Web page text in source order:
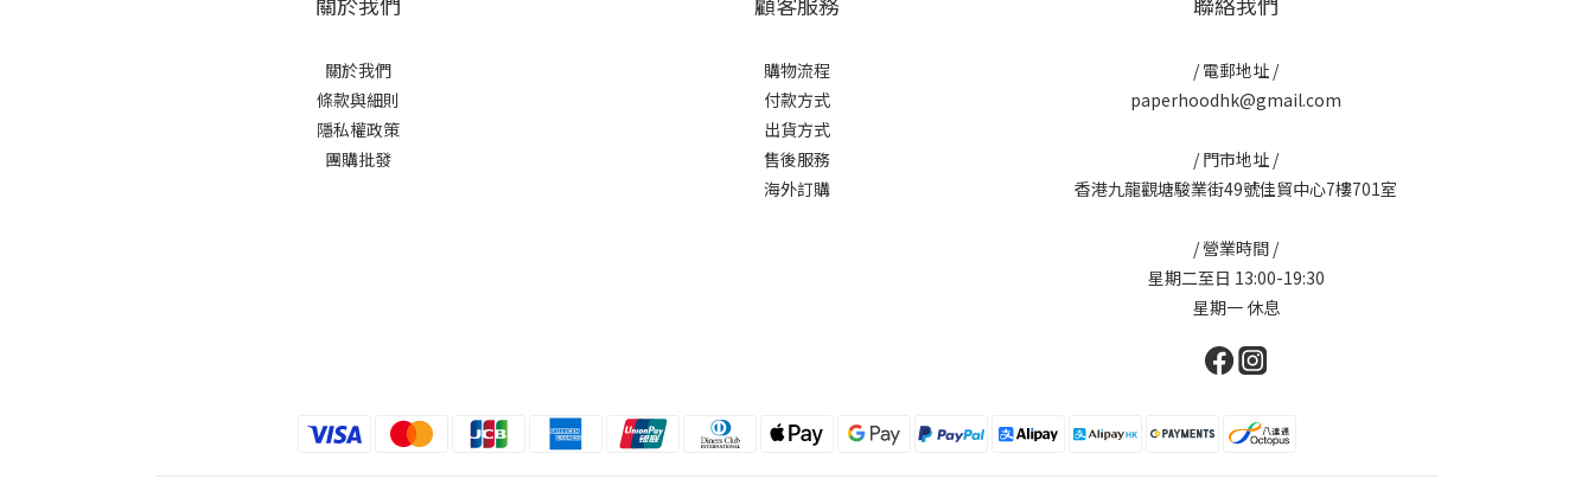
關於我們
條款與細則
隱私權政策
團購批發
購物流程
付款方式
出貨方式
售後服務
海外訂購
/ 電郵地址 /
paperhoodhk@gmail.com
/ 門市地址 /
香港九龍觀塘駿業街49號佳貿中心7樓701室
/ 營業時間 /
星期二至日 13:00-19:30
星期一 休息